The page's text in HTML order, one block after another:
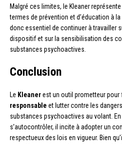
Malgré ces limites, le Kleaner
termes de prévention et d’éducation à
donc essentiel de continuer à travailler
dispositif et sur la sensibilisation des
substances psychoactives.
Conclusion
Le Kleanerest un outil prometteur pour
responsable et lutter contre les
substances psychoactives au volant.
s’autocontrôler, il incite à adopter un
respectueux des lois en vigueur. Bien